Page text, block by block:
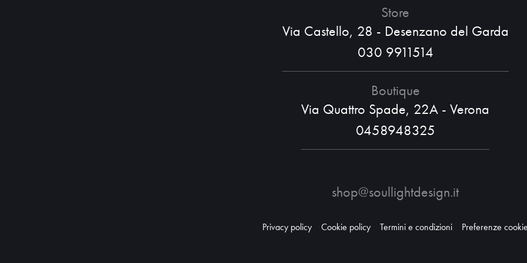
Store
Via Castello, 28 - Desenzano del Garda
030 9911514
Boutique
Via Quattro Spade, 22A - Verona
0458948325
shop@soullightdesign.it
Privacy policy Cookie policy Termini e condizioni Preferenze